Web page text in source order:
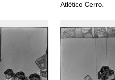
Atlético Cerro.